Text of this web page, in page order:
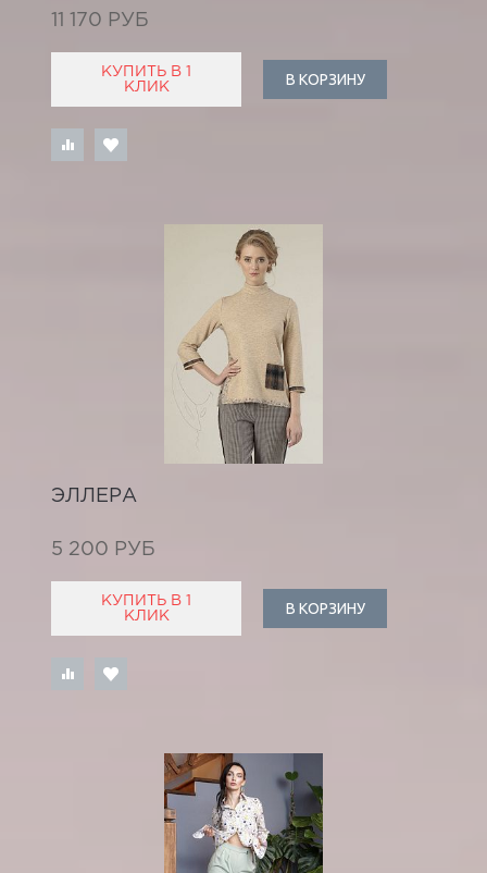
11 170 РУБ
КУПИТЬ В 1
КЛИК
В КОРЗИНУ
ЭЛЛЕРА
5 200 РУБ
КУПИТЬ В 1
КЛИК
В КОРЗИНУ